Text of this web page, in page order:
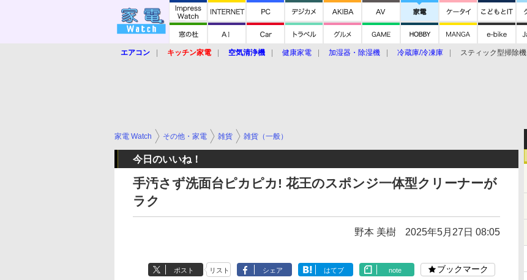
エアコン キッチン家電 空気清浄機 健康家電 加湿器・除湿機 冷蔵庫/冷凍庫 スティック型掃除機
家電 Watch その他・家電 雑貨 雑貨（一般）
今日のいいね！
手汚さず洗面台ピカピカ! 花王のスポンジ一体型クリーナーが
ラク
野本 美樹 2025年5月27日 08:05
ポスト リスト シェア はてブ note ブックマーク